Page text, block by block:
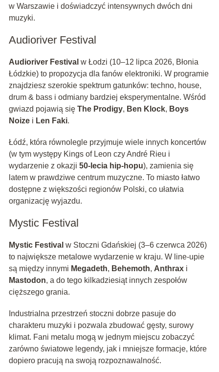
w Warszawie i doświadczyć intensywnych dwóch dni
muzyki.
Audioriver Festival
Audioriver Festival w Łodzi (10–12 lipca 2026, Błonia
Łódzkie) to propozycja dla fanów elektroniki. W programie
znajdziesz szerokie spektrum gatunków: techno, house,
drum & bass i odmiany bardziej eksperymentalne. Wśród
gwiazd pojawią się The Prodigy, Ben Klock, Boys
Noizei Len Faki.
Łódź, która równolegle przyjmuje wiele innych koncertów
(w tym występy Kings of Leon czy André Rieu i
wydarzenie z okazji 50-lecia hip-hopu), zamienia się
latem w prawdziwe centrum muzyczne. To miasto łatwo
dostępne z większości regionów Polski, co ułatwia
organizację wyjazdu.
Mystic Festival
Mystic Festival w Stoczni Gdańskiej (3–6 czerwca 2026)
to największe metalowe wydarzenie w kraju. W line-upie
są między innymi Megadeth, Behemoth, Anthraxi
Mastodon, a do tego kilkadziesiąt innych zespołów
cięższego grania.
Industrialna przestrzeń stoczni dobrze pasuje do
charakteru muzyki i pozwala zbudować gęsty, surowy
klimat. Fani metalu mogą w jednym miejscu zobaczyć
zarówno światowe legendy, jak i mniejsze formacje, które
dopiero pracują na swoją rozpoznawalność.